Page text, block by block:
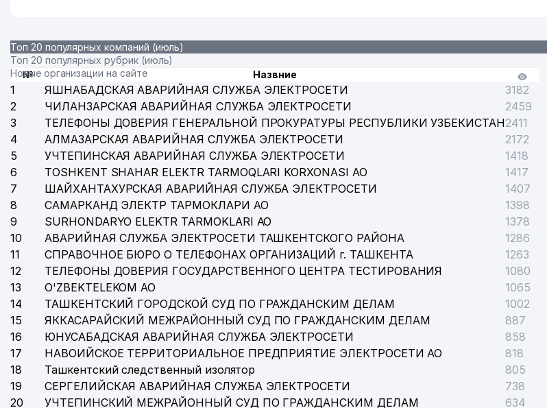
Топ 20 популярных компаний (июль)
Топ 20 популярных рубрик (июль)
Новые организации на сайте
№ Назвние
1 ЯШНАБАДСКАЯ АВАРИЙНАЯ СЛУЖБА ЭЛЕКТРОСЕТИ
3182
2
ЧИЛАНЗАРСКАЯ АВАРИЙНАЯ СЛУЖБА ЭЛЕКТРОСЕТИ
2459
3
ТЕЛЕФОНЫ ДОВЕРИЯ ГЕНЕРАЛЬНОЙ ПРОКУРАТУРЫ РЕСПУБЛИКИ УЗБЕКИСТАН2411
4
АЛМАЗАРСКАЯ АВАРИЙНАЯ СЛУЖБА ЭЛЕКТРОСЕТИ
2172
5
УЧТЕПИНСКАЯ АВАРИЙНАЯ СЛУЖБА ЭЛЕКТРОСЕТИ
1418
6
TOSHKENT SHAHAR ELEKTR TARMOQLARI KORXONASI АО
1417
7
ШАЙХАНТАХУРСКАЯ АВАРИЙНАЯ СЛУЖБА ЭЛЕКТРОСЕТИ
1407
8
САМАРКАНД ЭЛЕКТР ТАРМОКЛАРИ АО
1398
9
SURHONDARYO ELEKTR TARMOKLARI АО
1378
10
АВАРИЙНАЯ СЛУЖБА ЭЛЕКТРОСЕТИ ТАШКЕНТСКОГО РАЙОНА
1286
11
СПРАВОЧНОЕ БЮРО О ТЕЛЕФОНАХ ОРГАНИЗАЦИЙ г. ТАШКЕНТА
1263
12
ТЕЛЕФОНЫ ДОВЕРИЯ ГОСУДАРСТВЕННОГО ЦЕНТРА ТЕСТИРОВАНИЯ
1080
13
O'ZBEKTELEKOM АО
1065
14
ТАШКЕНТСКИЙ ГОРОДСКОЙ СУД ПО ГРАЖДАНСКИМ ДЕЛАМ
1002
15
ЯККАСАРАЙСКИЙ МЕЖРАЙОННЫЙ СУД ПО ГРАЖДАНСКИМ ДЕЛАМ
887
16
ЮНУСАБАДСКАЯ АВАРИЙНАЯ СЛУЖБА ЭЛЕКТРОСЕТИ
858
17
НАВОИЙСКОЕ ТЕРРИТОРИАЛЬНОЕ ПРЕДПРИЯТИЕ ЭЛЕКТРОСЕТИ АО
818
18
Ташкентский следственный изолятор
805
19
СЕРГЕЛИЙСКАЯ АВАРИЙНАЯ СЛУЖБА ЭЛЕКТРОСЕТИ
738
20
УЧТЕПИНСКИЙ МЕЖРАЙОННЫЙ СУД ПО ГРАЖДАНСКИМ ДЕЛАМ 634